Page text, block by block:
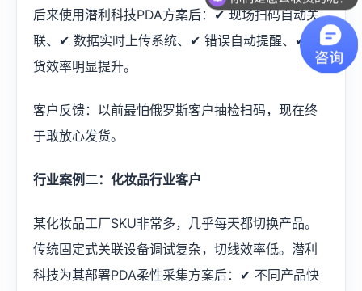
后来使用潜利科技PDA方案后：✔ 现场扫码自动关
联、✔ 数据实时上传系统、✔ 错误自动提醒、✔ 出
货效率明显提升。
客户反馈：以前最怕俄罗斯客户抽检扫码，现在终
于敢放心发货。
行业案例二：化妆品行业客户
某化妆品工厂SKU非常多，几乎每天都切换产品。
传统固定式关联设备调试复杂，切线效率低。潜利
科技为其部署PDA柔性采集方案后：✔ 不同产品快